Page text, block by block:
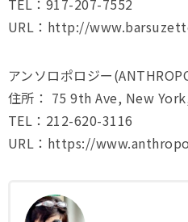
TEL：917-207-7552
URL：http://
アンソロポロジー
住所： 75 9th Ave, New
TEL：212-620-3116
URL：https://